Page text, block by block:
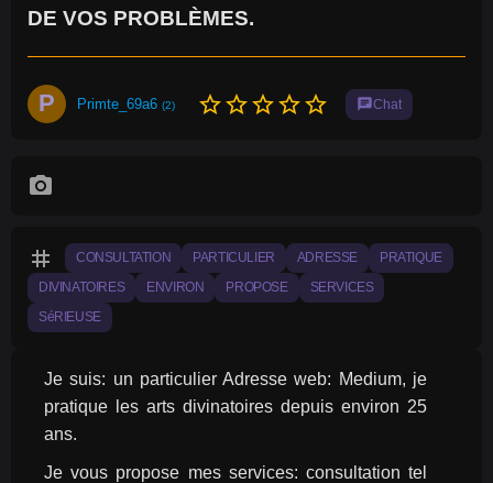
DE VOS PROBLÈMES.
P Primte_69a6 (2) star_borderstar_borderstar_borderstar_borderstar_border chatChat
photo_camera
tag CONSULTATION PARTICULIER ADRESSE PRATIQUE
DIVINATOIRES ENVIRON PROPOSE SERVICES
SéRIEUSE
Je suis: un particulier Adresse web: Medium, je
pratique les arts divinatoires depuis environ 25
ans.
Je vous propose mes services: consultation tel